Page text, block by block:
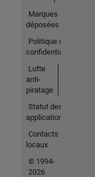
Marques
déposées
Politique de
confidentialité
Lutte
anti-
piratage
Statut des
applications
Contacts
locaux
© 1994-
2026